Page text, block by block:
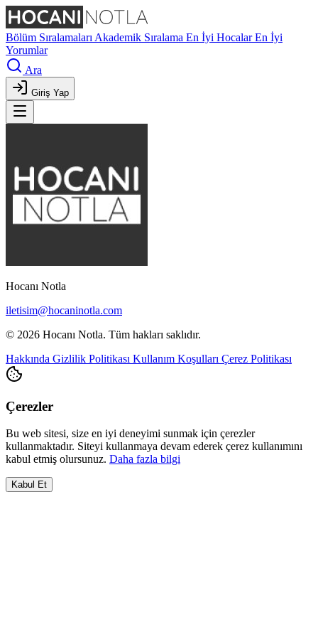
Bölüm Sıralamaları Akademik Sıralama En İyi HocalarEn İyi
Yorumlar
Ara
Giriş Yap
Hocanı Notla
iletisim@hocaninotla.com
© 2026 Hocanı Notla. Tüm hakları saklıdır.
Hakkında Gizlilik Politikası Kullanım Koşulları Çerez Politikası
Çerezler
Bu web sitesi, size en iyi deneyimi sunmak için çerezler
kullanmaktadır. Siteyi kullanmaya devam ederek çerez kullanımını
kabul etmiş olursunuz. Daha fazla bilgi
Kabul Et